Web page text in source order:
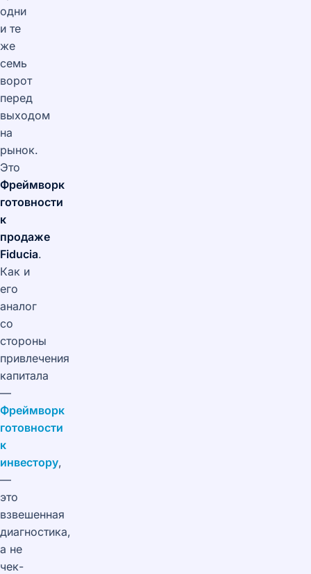
одни
и те
же
семь
ворот
перед
выходом
на
рынок.
Это
Фреймворк
готовности
к
продаже
Fiducia.
Как и
его
аналог
со
стороны
привлечения
капитала
—
Фреймворк
готовности
к
инвестору,
—
это
взвешенная
диагностика,
а не
чек-